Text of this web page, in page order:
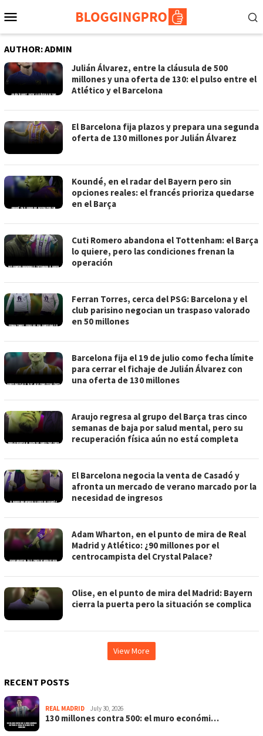
to
Menu
AUTHOR:ADMIN
Julián Álvarez, entre la cláusula de 500
millones y una oferta de 130: el pulso entre el
Atlético y el Barcelona
El Barcelona fija plazos y prepara una segunda
oferta de 130 millones por Julián Álvarez
Koundé, en el radar del Bayern pero sin
opciones reales: el francés prioriza quedarse
en el Barça
Cuti Romero abandona el Tottenham: el Barça
lo quiere, pero las condiciones frenan la
operación
Ferran Torres, cerca del PSG: Barcelona y el
club parisino negocian un traspaso valorado
en 50 millones
Barcelona fija el 19 de julio como fecha límite
para cerrar el fichaje de Julián Álvarez con
una oferta de 130 millones
Araujo regresa al grupo del Barça tras cinco
semanas de baja por salud mental, pero su
recuperación física aún no está completa
El Barcelona negocia la venta de Casadó y
afronta un mercado de verano marcado por la
necesidad de ingresos
Adam Wharton, en el punto de mira de Real
Madrid y Atlético: ¿90 millones por el
centrocampista del Crystal Palace?
Olise, en el punto de mira del Madrid: Bayern
cierra la puerta pero la situación se complica
View More
RECENT POSTS
REAL MADRID July 30, 2026
130 millones contra 500: el muro económi…